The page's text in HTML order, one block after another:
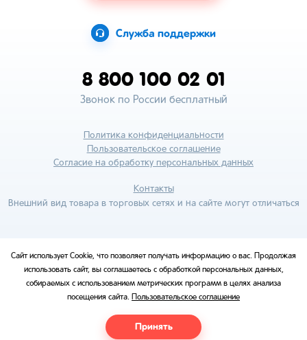
Служба поддержки
8 800 100 02 01
Звонок по России бесплатный
Политика конфиденциальности
Пользовательское соглашение
Согласие на обработку персональных данных
Контакты
Внешний вид товара в торговых сетях и на сайте могут отличаться
Сайт использует Cookie, что позволяет получать информацию о вас. Продолжая
использовать сайт, вы соглашаетесь с обработкой персональных данных,
собираемых с использованием метрических программ в целях анализа
посещения сайта. Пользовательское соглашение
Принять